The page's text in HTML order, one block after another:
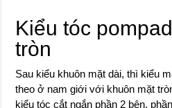
Kiểu tóc
tròn
Sau kiểu khuôn mặt dài, thì kiểu
theo ở nam giới với khuôn mặt
kiểu tóc cắt ngắn phần 2 bên,